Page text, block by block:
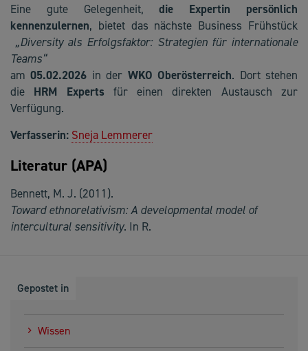
Eine gute Gelegenheit,die Expertin persönlich
kennenzulernen, bietet das nächste Business Frühstück
„Diversity als Erfolgsfaktor: Strategien für internationale
Teams“
am05.02.2026 in der WKO Oberösterreich. Dort stehen
die HRM Experts für einen direkten Austausch zur
Verfügung.
Verfasserin: Sneja Lemmerer
Literatur (APA)
Bennett, M. J. (2011).
Toward ethnorelativism: A developmental model of
intercultural sensitivity. In R.
Gepostet in
Wissen